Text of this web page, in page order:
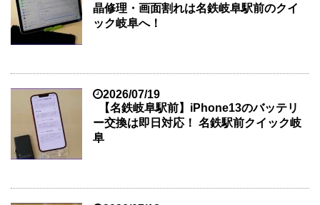
晶修理・画面割れは名鉄岐阜駅前のクイ
ック岐阜へ！
2026/07/19
【名鉄岐阜駅前】iPhone13のバッテリ
ー交換は即日対応！ 名鉄駅前クイック岐
阜